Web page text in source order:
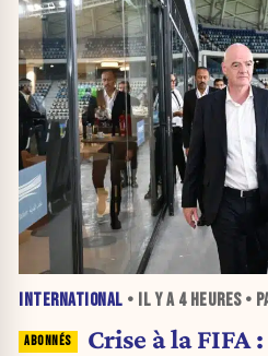
INTERNATIONAL • IL Y A 4 HEURES•
Crise à la